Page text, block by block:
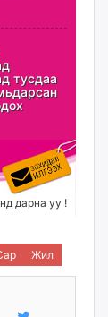
эрх
байгаа
Үнэ
дээр
тусдаа
дарна уу !
Жил